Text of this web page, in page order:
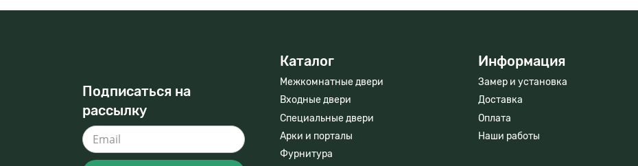
Подписаться на
рассылку
Каталог
Межкомнатные двери
Входные двери
Специальные двери
Арки и порталы
Фурнитура
Информация
Замер и установка
Доставка
Оплата
Наши работы